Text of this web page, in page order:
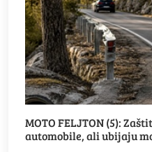
MOTO FELJTON (5):
automobile, ali ubijaju